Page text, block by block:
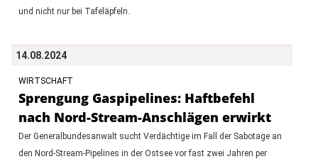
und nicht nur bei Tafeläpfeln.
14.08.2024
WIRTSCHAFT
Sprengung Gaspipelines: Haftbefehl
nach Nord-Stream-Anschlägen erwirkt
Der Generalbundesanwalt sucht Verdächtige im Fall der Sabotage an
den Nord-Stream-Pipelines in der Ostsee vor fast zwei Jahren per